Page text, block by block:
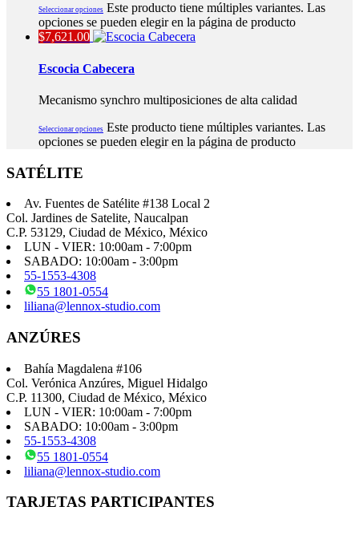
Seleccionar opciones Este producto tiene múltiples variantes. Las
opciones se pueden elegir en la página de producto
$7,621.00
Escocia Cabecera
Mecanismo synchro multiposiciones de alta calidad
Seleccionar opciones Este producto tiene múltiples variantes. Las
opciones se pueden elegir en la página de producto
SATÉLITE
Av. Fuentes de Satélite #138 Local 2
Col. Jardines de Satelite, Naucalpan
C.P. 53129, Ciudad de México, México
LUN - VIER: 10:00am - 7:00pm
SABADO: 10:00am - 3:00pm
55-1553-4308
55 1801-0554
liliana@lennox-studio.com
ANZÚRES
Bahía Magdalena #106
Col. Verónica Anzúres, Miguel Hidalgo
C.P. 11300, Ciudad de México, México
LUN - VIER: 10:00am - 7:00pm
SABADO: 10:00am - 3:00pm
55-1553-4308
55 1801-0554
liliana@lennox-studio.com
TARJETAS PARTICIPANTES